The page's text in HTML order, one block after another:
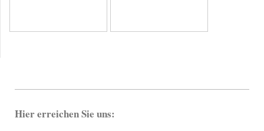
Hier erreichen Sie uns: